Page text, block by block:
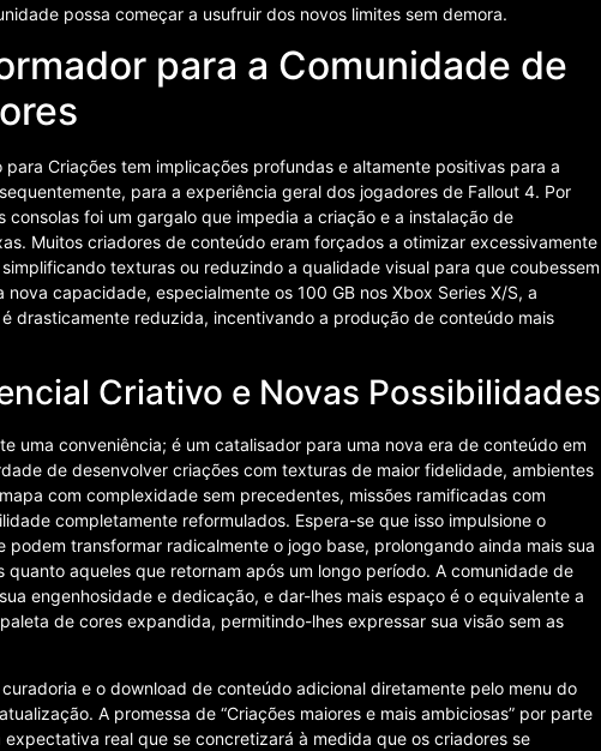
possa começar a usufruir dos novos limites sem demora.
para a Comunidade de
Criações tem implicações profundas e altamente positivas para a
para a experiência geral dos jogadores de Fallout 4. Por
consolas foi um gargalo que impedia a criação e a instalação de
Muitos criadores de conteúdo eram forçados a otimizar excessivamente
texturas ou reduzindo a qualidade visual para que coubessem
capacidade, especialmente os 100 GB nos Xbox Series X/S, a
drasticamente reduzida, incentivando a produção de conteúdo mais
Criativo e Novas Possibilidades
uma conveniência; é um catalisador para uma nova era de conteúdo em
de desenvolver criações com texturas de maior fidelidade, ambientes
com complexidade sem precedentes, missões ramificadas com
completamente reformulados. Espera-se que isso impulsione o
podem transformar radicalmente o jogo base, prolongando ainda mais sua
aqueles que retornam após um longo período. A comunidade de
engenhosidade e dedicação, e dar-lhes mais espaço é o equivalente a
de cores expandida, permitindo-lhes expressar sua visão sem as
e o download de conteúdo adicional diretamente pelo menu do
A promessa de “Criações maiores e mais ambiciosas” por parte
real que se concretizará à medida que os criadores se